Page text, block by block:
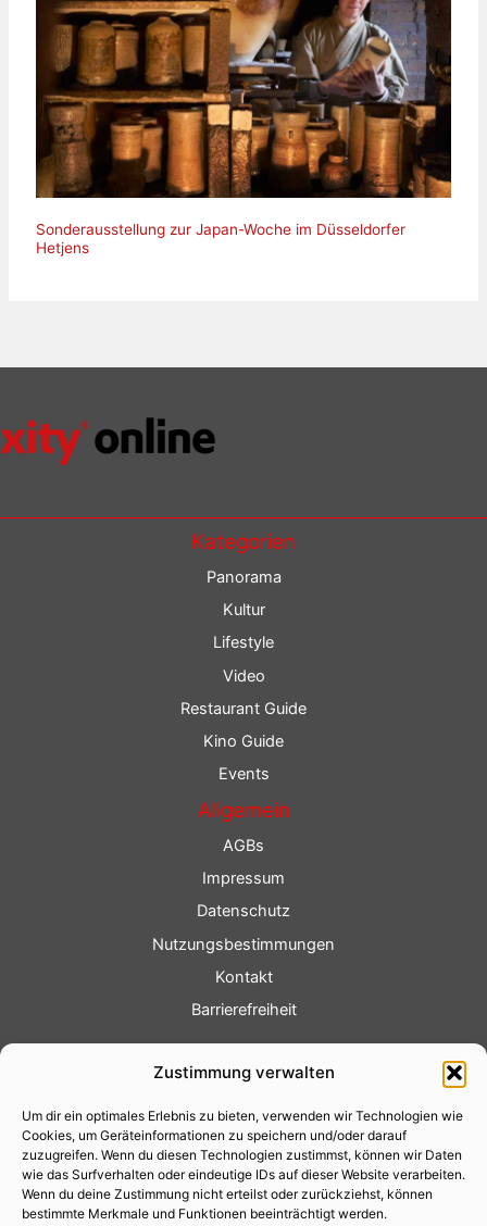
Zustimmung verwalten
Um dir ein optimales Erlebnis zu bieten, verwenden wir Technologien wie
Cookies, um Geräteinformationen zu speichern und/oder darauf
zuzugreifen. Wenn du diesen Technologien zustimmst, können wir Daten
wie das Surfverhalten oder eindeutige IDs auf dieser Website verarbeiten.
Wenn du deine Zustimmung nicht erteilst oder zurückziehst, können
bestimmte Merkmale und Funktionen beeinträchtigt werden.
Sonderausstellung zur Japan-Woche im Düsseldorfer
Hetjens
Kategorien
Panorama
Kultur
Lifestyle
Video
Restaurant Guide
Kino Guide
Events
Allgemein
AGBs
Impressum
Datenschutz
Nutzungsbestimmungen
Kontakt
Barrierefreiheit
Fotoservice
Videoservice
Werbung
Contenterstellung